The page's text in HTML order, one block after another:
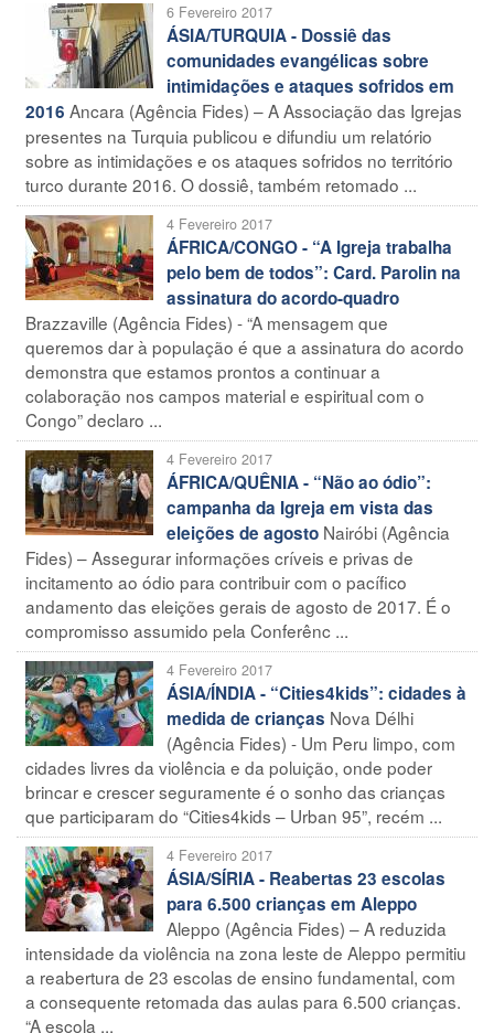
6 Fevereiro 2017
ÁSIA/TURQUIA - Dossiê das
comunidades evangélicas sobre
intimidações e ataques sofridos em
2016 Ancara (Agência Fides) – A Associação das Igrejas
presentes na Turquia publicou e difundiu um relatório
sobre as intimidações e os ataques sofridos no território
turco durante 2016. O dossiê, também retomado ...
4 Fevereiro 2017
ÁFRICA/CONGO - “A Igreja trabalha
pelo bem de todos”: Card. Parolin na
assinatura do acordo-quadro
Brazzaville (Agência Fides) - “A mensagem que
queremos dar à população é que a assinatura do acordo
demonstra que estamos prontos a continuar a
colaboração nos campos material e espiritual com o
Congo” declaro ...
4 Fevereiro 2017
ÁFRICA/QUÊNIA - “Não ao ódio”:
campanha da Igreja em vista das
eleições de agosto Nairóbi (Agência
Fides) – Assegurar informações críveis e privas de
incitamento ao ódio para contribuir com o pacífico
andamento das eleições gerais de agosto de 2017. É o
compromisso assumido pela Conferênc ...
4 Fevereiro 2017
ÁSIA/ÍNDIA - “Cities4kids”: cidades à
medida de crianças Nova Délhi
(Agência Fides) - Um Peru limpo, com
cidades livres da violência e da poluição, onde poder
brincar e crescer seguramente é o sonho das crianças
que participaram do “Cities4kids – Urban 95”, recém ...
4 Fevereiro 2017
ÁSIA/SÍRIA - Reabertas 23 escolas
para 6.500 crianças em Aleppo
Aleppo (Agência Fides) – A reduzida
intensidade da violência na zona leste de Aleppo permitiu
a reabertura de 23 escolas de ensino fundamental, com
a consequente retomada das aulas para 6.500 crianças.
“A escola ...